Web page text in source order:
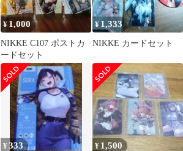
¥ 1,000
NIKKE C107 ポストカ
ードセット
¥ 1,333
NIKKE カードセット
¥333 ¥ 1,500